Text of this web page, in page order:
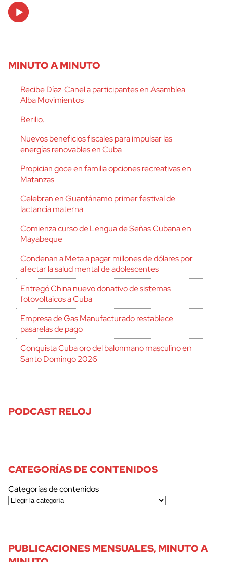
Audio
Player
MINUTO A MINUTO
Recibe Díaz-Canel a participantes en Asamblea
Alba Movimientos
Berilio.
Nuevos beneficios fiscales para impulsar las
energías renovables en Cuba
Propician goce en familia opciones recreativas en
Matanzas
Celebran en Guantánamo primer festival de
lactancia materna
Comienza curso de Lengua de Señas Cubana en
Mayabeque
Condenan a Meta a pagar millones de dólares por
afectar la salud mental de adolescentes
Entregó China nuevo donativo de sistemas
fotovoltaicos a Cuba
Empresa de Gas Manufacturado restablece
pasarelas de pago
Conquista Cuba oro del balonmano masculino en
Santo Domingo 2026
PODCAST RELOJ
CATEGORÍAS DE CONTENIDOS
Categorías de contenidos
PUBLICACIONES MENSUALES, MINUTO A